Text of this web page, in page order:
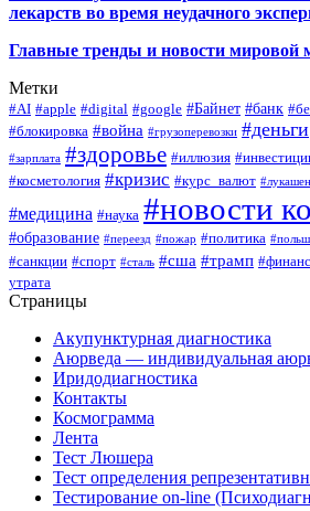
лекарств во время неудачного
Главные тренды и новости мировой
Метки
#AI #apple #digital #google #Байнет #банк
#блокировка #война #грузоперевозки #деньги
#зарплата #здоровье #иллюзия
#косметология #кризис #курс_валют
#медицина #наука #новости
#образование #переезд #пожар #политика
#санкции #спорт #сталь #сша #трамп
утрата
Страницы
Акупунктурная диагностика
Аюрведа — индивидуальная
Иридодиагностика
Контакты
Космограмма
Лента
Тест Люшера
Тест определения
Тестирование on-line